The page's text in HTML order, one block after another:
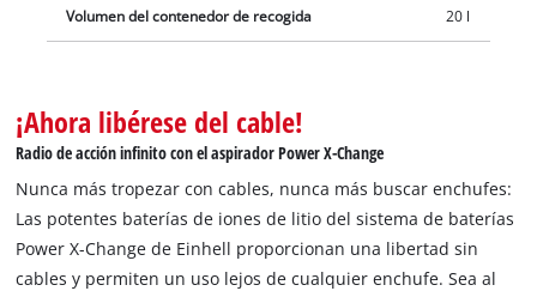
Volumen del contenedor de recogida 20 l
¡Ahora libérese del cable!
Radio de acción infinito con el aspirador Power X-Change
Nunca más tropezar con cables, nunca más buscar enchufes:
Las potentes baterías de iones de litio del sistema de baterías
Power X-Change de Einhell proporcionan una libertad sin
cables y permiten un uso lejos de cualquier enchufe. Sea al